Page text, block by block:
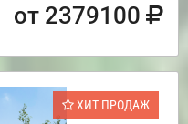
от 2379100
ХИТ ПРОДАЖ